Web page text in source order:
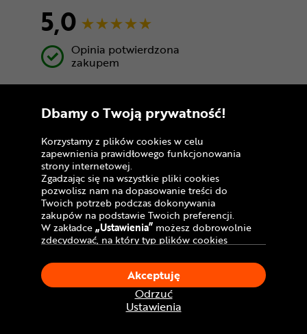
5,0
Opinia potwierdzona
zakupem
Super
Paweł
5,0
Opinia potwierdzona
zakupem
Bardzo dobry
Dbamy o Twoją prywatność!
Korzystamy z plików cookies w celu
zapewnienia prawidłowego funkcjonowania
strony internetowej.
Zgadzając się na wszystkie pliki cookies
pozwolisz nam na dopasowanie treści do
Twoich potrzeb podczas dokonywania
zakupów na podstawie Twoich preferencji.
W zakładce„Ustawienia” możesz dobrowolnie
zdecydować, na który typ plików cookies
Klikając„Akceptuję”, wyrażasz zgodę na
stosowanie ciasteczek zgodnie z ustawieniami
Twojej przeglądarki.
W dowolnym momencie, możesz dokonać
zmiany swojego wyboru klikając opcję
Ustawienia
Odrzuć
Akceptuję